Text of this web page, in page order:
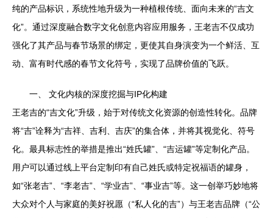
纯的产品标识，系统性地升级为一种植根传统、面向未来的“吉文
化”。通过深度融合数字文化创意内容应用服务，王老吉不仅成功
强化了其产品与春节场景的绑定，更使其自身演变为一个鲜活、互
动、富有时代感的春节文化符号，实现了品牌价值的飞跃。
一、 文化内核的深度挖掘与IP化构建
王老吉的“吉文化”升级，始于对传统文化资源的创造性转化。品牌
将“吉”诠释为“吉祥、吉利、吉庆”的集合体，并将其视觉化、符号
化。最具标志性的举措是推出“姓氏罐”、“吉运罐”等定制化产品。
用户可以通过线上平台定制印有自己姓氏或特定祝福语的罐身，
如“张老吉”、“李老吉”、“学业吉”、“事业吉”等。这一创举巧妙地将
大众对个人与家庭的美好祝愿（“私人化的吉”）与王老吉品牌（“公